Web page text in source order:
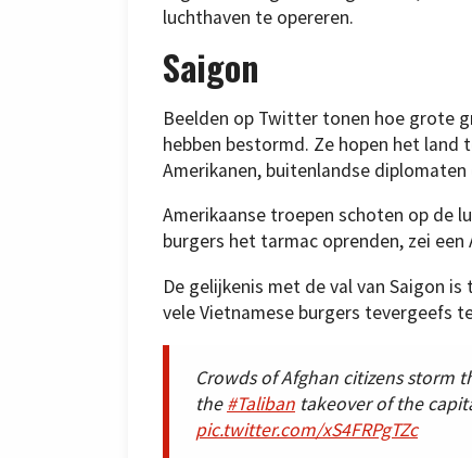
luchthaven te opereren.
Saigon
Beelden op Twitter tonen hoe grote
hebben bestormd. Ze hopen het
Amerikanen, buitenlandse
Amerikaanse troepen schoten op de
burgers het tarmac oprenden, zei
De gelijkenis met de val van Saigon
vele Vietnamese burgers tevergeefs
Crowds of Afghan citizens storm
the#Taliban takeover of the
pic.twitter.com/xS4FRPgTZc